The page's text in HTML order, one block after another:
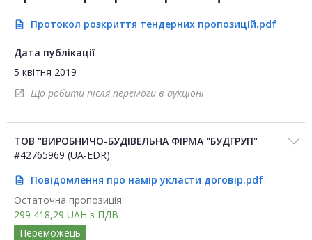
description Протокол розкриття тендерних пропозицій.pdf
Дата публікації
5 квітня 2019
open_in_new Що робити після перемоги в аукціоні
ТОВ "ВИРОБНИЧО-БУДІВЕЛЬНА ФІРМА "БУДГРУП"
#42765969 (UA-EDR)
description
Повідомлення про намір укласти договір.pdf
Остаточна пропозиція:
299 418,29 UAH з ПДВ
Переможець